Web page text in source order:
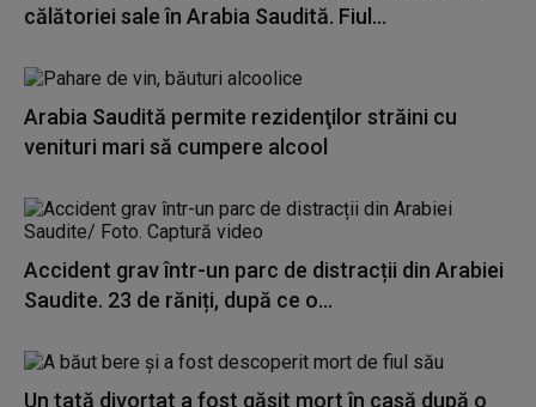
călătoriei sale în Arabia Saudită. Fiul...
Arabia Saudită permite rezidenţilor străini cu
venituri mari să cumpere alcool
Accident grav într-un parc de distracții din Arabiei
Saudite. 23 de răniți, după ce o...
Un tată divorțat a fost găsit mort în casă după o